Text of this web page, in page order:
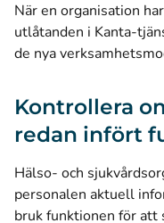
När en organisation
utlåtanden i Kanta-
de nya
Kontrollera
redan infört
Hälso- och
personalen aktuell
bruk funktionen för att